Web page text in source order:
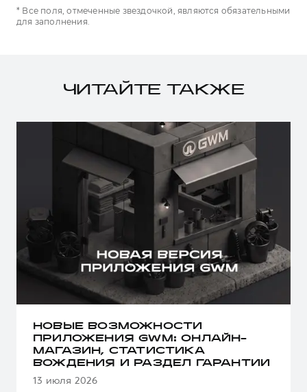
* Все поля, отмеченные звездочкой, являются обязательными
для заполнения.
ЧИТАЙТЕ ТАКЖЕ
НОВЫЕ ВОЗМОЖНОСТИ
ПРИЛОЖЕНИЯ GWM: ОНЛАЙН-
МАГАЗИН, СТАТИСТИКА
ВОЖДЕНИЯ И РАЗДЕЛ ГАРАНТИИ
13 июля 2026